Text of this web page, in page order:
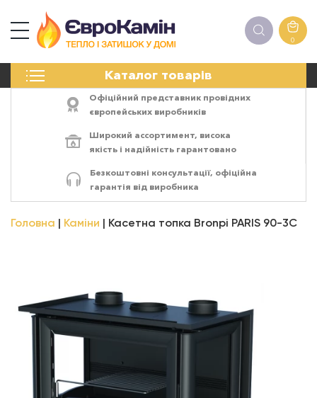
0
Каталог товарів
ПЕЧІ
ЕЛЕКТРОКАМІНИ
АКСЕСУАРИ
Офіційний представник провідних
європейських виробників
Широкий ассортимент, висока
якість і надійність гарантовано
Безкоштовні консультації, офіційна
гарантія від виробника
Головна Каміни Касетна топка Bronpi PARIS 90-3C